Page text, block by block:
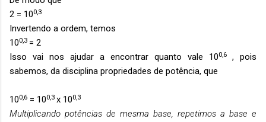
2 = 100,3
Invertendo a ordem, temos
100,3 = 2
Isso vai nos ajudar a encontrar quanto vale 100,6 , pois
sabemos, da disciplina propriedades de potência, que
100,6 = 100,3 x 100,3
Multiplicando potências de mesma base, repetimos a base e